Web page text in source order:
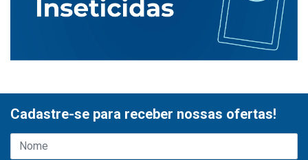
Cadastre-se para receber nossas ofertas!